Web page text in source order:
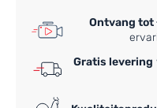
Ontvang
Gratis levering